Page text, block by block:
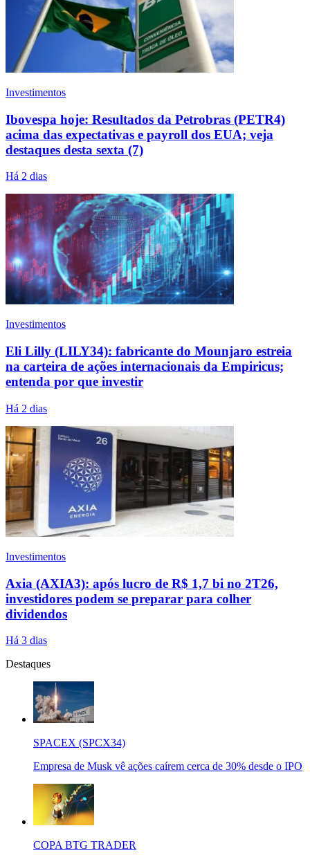
Investimentos
Ibovespa hoje: Resultados da Petrobras (PETR4)
acima das expectativas e payroll dos EUA; veja
destaques desta sexta (7)
Há 2 dias
Investimentos
Eli Lilly (LILY34): fabricante do Mounjaro estreia
na carteira de ações internacionais da Empiricus;
entenda por que investir
Há 2 dias
Investimentos
Axia (AXIA3): após lucro de R$ 1,7 bi no 2T26,
investidores podem se preparar para colher
dividendos
Há 3 dias
Destaques
SPACEX (SPCX34)
Empresa de Musk vê ações caírem cerca de 30% desde o IPO
COPA BTG TRADER